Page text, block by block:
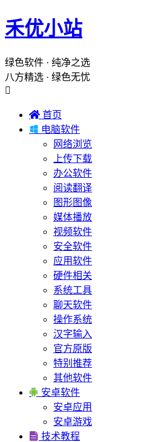
禾优小站
绿色软件 · 纯净之选
八方精选 · 绿色无忧

 首页
 电脑软件
网络浏览
上传下载
办公软件
阅读翻译
图形图像
媒体播放
视频软件
安全软件
应用软件
硬件相关
系统工具
聊天软件
操作系统
汉字输入
官方原版
特别推荐
其他软件
 安卓软件
安卓应用
安卓游戏
 技术教程